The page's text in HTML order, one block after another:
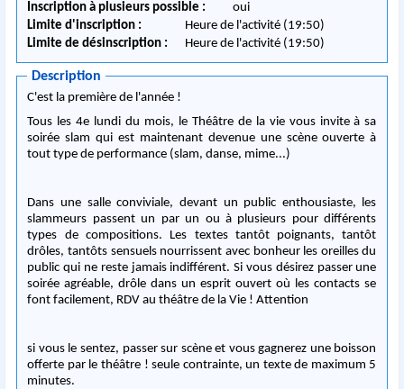
Inscription à plusieurs possible :
oui
Limite d'inscription :
Heure de l'activité (19:50)
Limite de désinscription :
Heure de l'activité (19:50)
Description
C'est la première de l'année !
Tous les 4e lundi du mois, le Théâtre de la vie vous invite à sa
soirée slam qui est maintenant devenue une scène ouverte à
tout type de performance (slam, danse, mime...)
Dans une salle conviviale, devant un public enthousiaste, les
slammeurs passent un par un ou à plusieurs pour différents
types de compositions. Les textes tantôt poignants, tantôt
drôles, tantôts sensuels nourrissent avec bonheur les oreilles du
public qui ne reste jamais indifférent. Si vous désirez passer une
soirée agréable, drôle dans un esprit ouvert où les contacts se
font facilement, RDV au théâtre de la Vie ! Attention
si vous le sentez, passer sur scène et vous gagnerez une boisson
offerte par le théâtre ! seule contrainte, un texte de maximum 5
minutes.